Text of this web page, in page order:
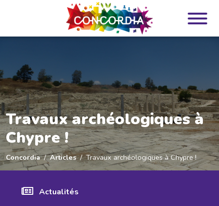
Travaux archéologiques à
Chypre !
Concordia Articles Travaux archéologiques à Chypre !
Actualités
Panneau de gestion des cookies